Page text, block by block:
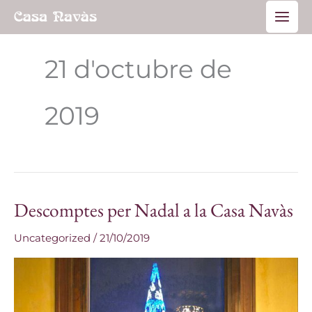
Main
21 d'octubre de
2019
Descomptes per Nadal a la Casa Navàs
Uncategorized /21/10/2019
Descomptes
Nadal
Casa